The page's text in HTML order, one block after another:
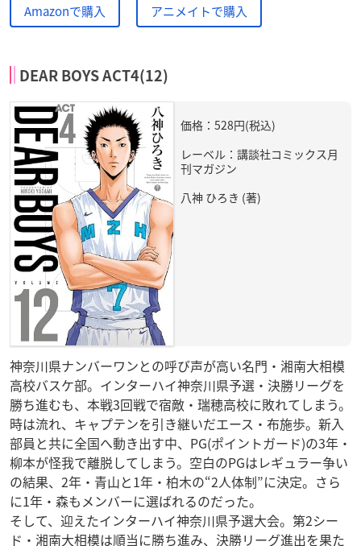
Amazonで購入 アニメイトで購入
DEAR BOYS ACT4(12)
価格：528円(税込)
レーベル：講談社コミックス月
刊マガジン
八神 ひろき (著)
神奈川県ナンバーワンとの呼び声が高い名門・湘南大相模
高校バスケ部。インターハイ神奈川県予選・決勝リーグを
勝ち進むも、本戦3回戦で宿敵・瑞穂高校に敗れてしまう。
時は流れ、キャプテンを引き継いだエース・布施歩。新入
部員と共に全国へ動き出す中、PG(ポイントガード)の3年・
柳本が怪我で離脱してしまう。空白のPGはレギュラー争い
の結果、2年・青山と1年・柏木の“2人体制”に決定。さら
に1年・森もメンバーに選ばれるのだった。
そして、迎えたインターハイ神奈川県予選大会。第2シー
ド・湘南大相模は順当に勝ち進み、決勝リーグ進出を果た